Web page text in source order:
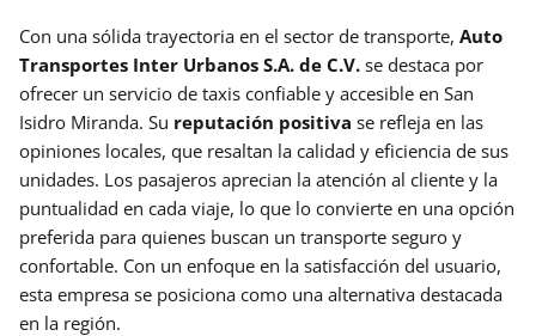
Con una sólida trayectoria en el sector de transporte, Auto
Transportes Inter Urbanos S.A. de C.V. se destaca por
ofrecer un servicio de taxis confiable y accesible en San
Isidro Miranda. Su reputación positiva se refleja en las
opiniones locales, que resaltan la calidad y eficiencia de sus
unidades. Los pasajeros aprecian la atención al cliente y la
puntualidad en cada viaje, lo que lo convierte en una opción
preferida para quienes buscan un transporte seguro y
confortable. Con un enfoque en la satisfacción del usuario,
esta empresa se posiciona como una alternativa destacada
en la región.